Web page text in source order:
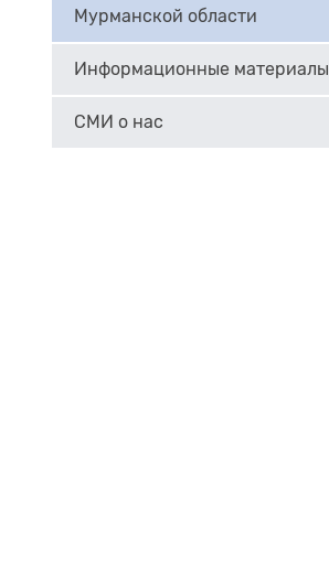
Мурманской области
Информационные материалы
СМИ о нас